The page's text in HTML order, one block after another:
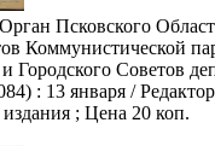
Псковского
Коммунистической
Городского Советов
: 13 января /
; Цена 20 коп.